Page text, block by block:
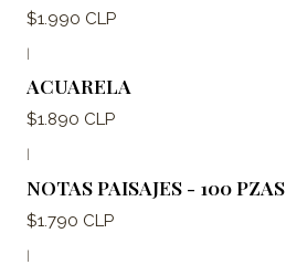
$1.990 CLP
ACUARELA
$1.890 CLP
NOTAS PAISAJES - 100 PZAS
$1.790 CLP
|